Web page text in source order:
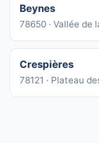
Beynes
78650 · Vallée de
Crespières
78121 · Plateau